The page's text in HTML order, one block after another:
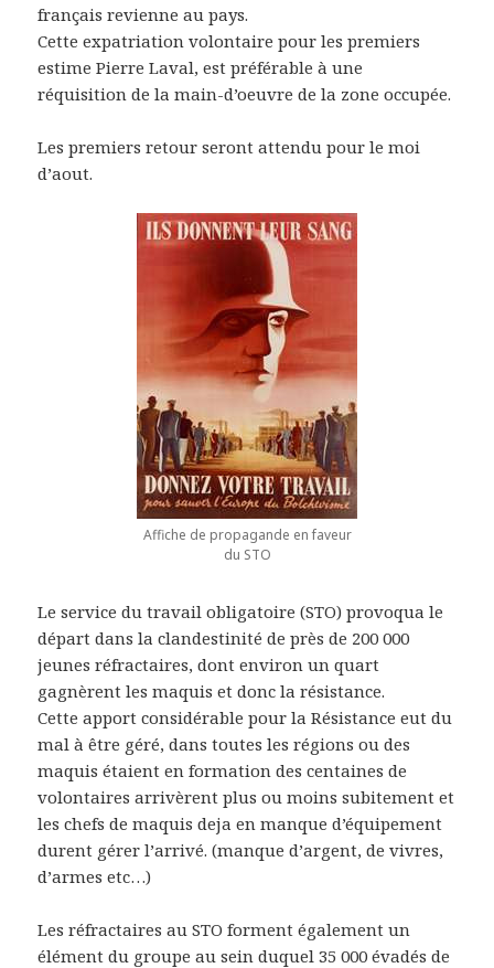
français revienne au pays.
Cette expatriation volontaire pour les premiers
estime Pierre Laval, est préférable à une
réquisition de la main-d’oeuvre de la zone occupée.
Les premiers retour seront attendu pour le moi
d’aout.
Affiche de propagande en faveur
du STO
Le service du travail obligatoire (STO) provoqua le
départ dans la clandestinité de près de 200 000
jeunes réfractaires, dont environ un quart
gagnèrent les maquis et donc la résistance.
Cette apport considérable pour la Résistance eut du
mal à être géré, dans toutes les régions ou des
maquis étaient en formation des centaines de
volontaires arrivèrent plus ou moins subitement et
les chefs de maquis deja en manque d’équipement
durent gérer l’arrivé. (manque d’argent, de vivres,
d’armes etc…)
Les réfractaires au STO forment également un
élément du groupe au sein duquel 35 000 évadés de